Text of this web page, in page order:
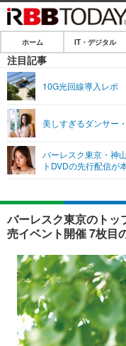
ホーム
IT・デジタル
ショッピング
SPEED TEST
エンタメ
エンタメTOP
音楽
ショッピング
ライフ
ライフTOP
ペット
その他
リリース一覧
プッシュ通知の停止方法
ホーム IT・デジタル
注目記事
10G光回線導入レポ
美しすぎるダンサー
バーレスク東京・神
トDVDの先行配信が
バーレスク東京のト
売イベント開催 7枚目